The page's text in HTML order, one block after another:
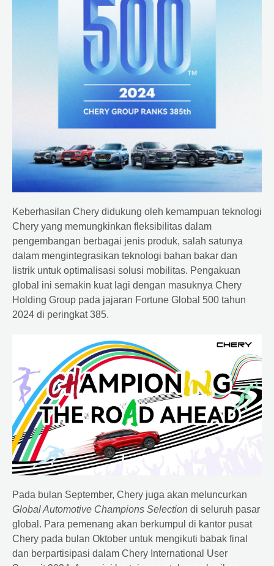
Keberhasilan Chery didukung oleh kemampuan teknologi
Chery yang memungkinkan fleksibilitas dalam
pengembangan berbagai jenis produk, salah satunya
dalam mengintegrasikan teknologi bahan bakar dan
listrik untuk optimalisasi solusi mobilitas. Pengakuan
global ini semakin kuat lagi dengan masuknya Chery
Holding Group pada jajaran Fortune Global 500 tahun
2024 di peringkat 385.
Pada bulan September, Chery juga akan meluncurkan
Global Automotive Champions Selection di seluruh pasar
global. Para pemenang akan berkumpul di kantor pusat
Chery pada bulan Oktober untuk mengikuti babak final
dan berpartisipasi dalam Chery International User